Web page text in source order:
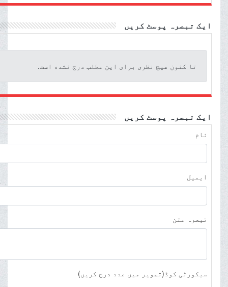
ایک تبصرہ پوسٹ کریں
تا کنون هیچ نظری برای این مطلب درج نشده است.
ایک تبصرہ پوسٹ کریں
نام
ایمیل
تبصرہ متن
سیکورٹی کوڈ(تصویر میں عدد درج کریں)